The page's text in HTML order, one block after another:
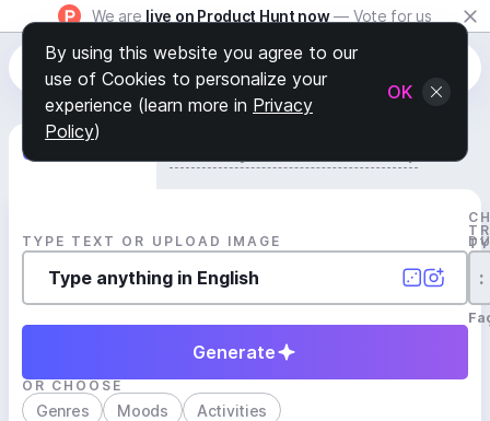
We are live on Product Hunt now — Vote for us
Generate Track
TYPE TEXT OR UPLOAD IMAGE
:
Generate
OR CHOOSE
Genres Moods Activities
By using this website you agree to our
use of Cookies to personalize your
experience (learn more in Privacy
Policy)
OK